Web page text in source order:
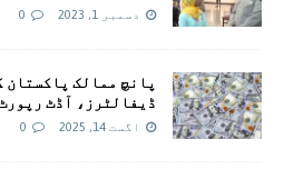
دسمبر 1, 2023 0
پانچ ممالک پاکستان
ڈیفالٹرز، آڈٹ
اگست 14, 2025 0